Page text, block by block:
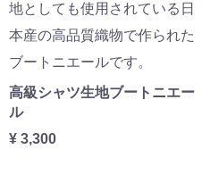
地としても使用されている日
本産の高品質織物で作られた
ブートニエールです。
高級シャツ生地ブートニエー
ル
¥ 3,300